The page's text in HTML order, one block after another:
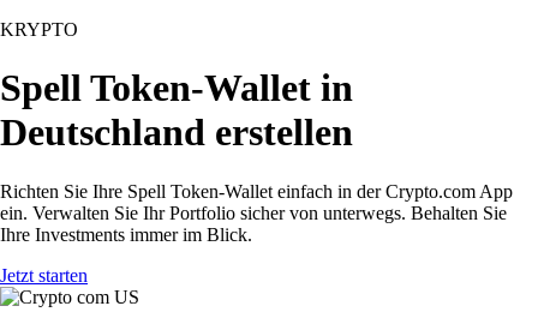
KRYPTO
Spell Token-Wallet in
Deutschland erstellen
Richten Sie Ihre Spell Token-Wallet einfach in der Crypto.com App
ein. Verwalten Sie Ihr Portfolio sicher von unterwegs. Behalten Sie
Ihre Investments immer im Blick.
Jetzt starten